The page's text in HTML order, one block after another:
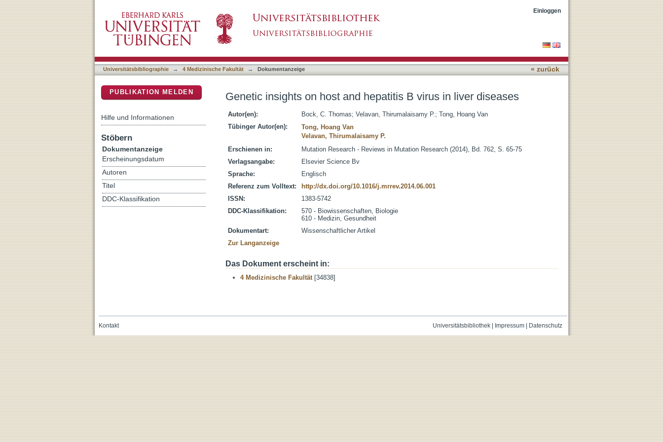
Einloggen
Universitätsbibliographie → 4 Medizinische Fakultät → Dokumentanzeige « zurück
Genetic insights on host and hepatitis B virus in liver diseases
Autor(en): Bock, C. Thomas; Velavan, Thirumalaisamy P.; Tong, Hoang Van
Tübinger Autor(en):
Tong, Hoang Van
Velavan, Thirumalaisamy P.
Erschienen in:
Mutation Research - Reviews in Mutation Research (2014), Bd. 762, S. 65-75
Verlagsangabe:
Elsevier Science Bv
Sprache:
Englisch
Referenz zum Volltext:
http://dx.doi.org/10.1016/j.mrrev.2014.06.001
ISSN:
1383-5742
DDC-Klassifikation:
570 - Biowissenschaften, Biologie
610 - Medizin, Gesundheit
Dokumentart:
Wissenschaftlicher Artikel
Zur Langanzeige
Das Dokument erscheint in:
4 Medizinische Fakultät[34838]
PUBLIKATION MELDEN
Hilfe und Informationen
Stöbern
Dokumentanzeige
Erscheinungsdatum
Autoren
Titel
DDC-Klassifikation
Universitätsbibliothek| Impressum| Datenschutz
Kontakt